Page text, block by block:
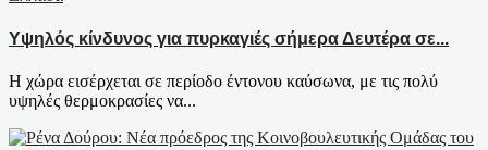
Υψηλός κίνδυνος για πυρκαγιές σήμερα Δευτέρα σε...
Η χώρα εισέρχεται σε περίοδο έντονου καύσωνα, με τις πολύ
υψηλές θερμοκρασίες να...